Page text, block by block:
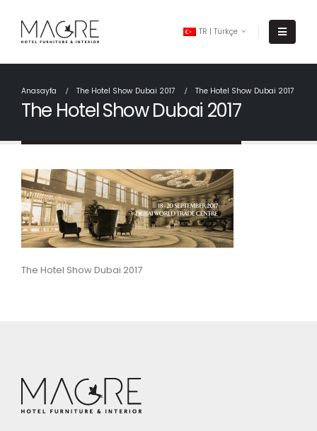
TR | Türkçe
Anasayfa The Hotel Show Dubai 2017 The Hotel Show Dubai 2017
The Hotel Show Dubai 2017
The Hotel Show Dubai 2017